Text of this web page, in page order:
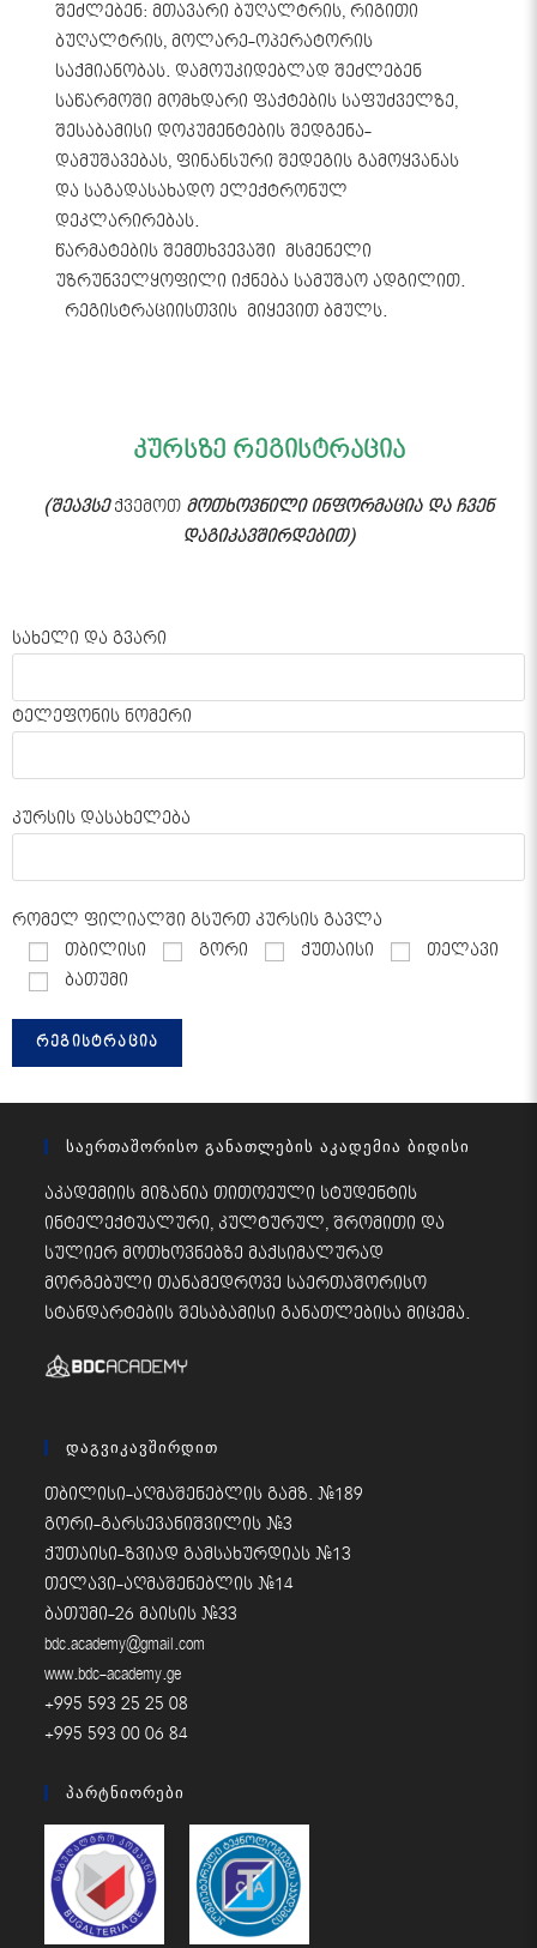
შეძლებენ: მთავარი ბუღალტრის, რიგითი
ბუღალტრის, მოლარე-ოპერატორის
საქმიანობას. დამოუკიდებლად შეძლებენ
საწარმოში მომხდარი ფაქტების საფუძველზე,
შესაბამისი დოკუმენტების შედგენა-
დამუშავებას, ფინანსური შედეგის გამოყვანას
და საგადასახადო ელექტრონულ
დეკლარირებას.
წარმატების შემთხვევაში მსმენელი
უზრუნველყოფილი იქნება სამუშაო ადგილით.
რეგისტრაციისთვის მიყევით ბმულს.
კურსზე რეგისტრაცია
(შეავსექვემოთ მოთხოვნილი ინფორმაცია და ჩვენ
დაგიკავშირდებით)
სახელი და გვარი
ტელეფონის ნომერი
კურსის დასახელება
რომელ ფილიალში გსურთ კურსის გავლა
თბილისი
გორი ქუთაისი
თელავი
ბათუმი
Საერთაშორისო Განათლების Აკადემია Ბიდისი
აკადემიის მიზანია თითოეული სტუდენტის
ინტელექტუალური, კულტურულ, შრომითი და
სულიერ მოთხოვნებზე მაქსიმალურად
მორგებული თანამედროვე საერთაშორისო
სტანდარტების შესაბამისი განათლებისა მიცემა.
Დაგვიკავშირდით
თბილისი-აღმაშენებლის გამზ. #189
გორი-გარსევანიშვილის #3
ქუთაისი-ზვიად გამსახურდიას #13
თელავი-აღმაშენებლის #14
ბათუმი-26 მაისის #33
bdc.academy@gmail.com
www.bdc-academy.ge
+995 593 25 25 08
+995 593 00 06 84
Პარტნიორები